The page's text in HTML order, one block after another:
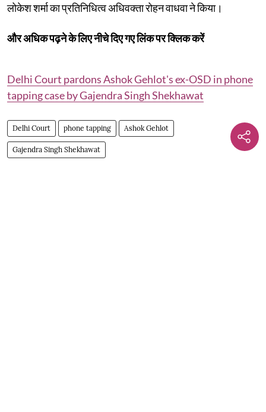
लोकेश शर्मा का प्रतिनिधित्व अधिवक्ता रोहन वाधवा ने किया।
और अधिक पढ़ने के लिए नीचे दिए गए लिंक पर क्लिक करें
Delhi Court pardons Ashok Gehlot's ex-OSD in phone
tapping case by Gajendra Singh Shekhawat
Delhi Court phone tapping Ashok Gehlot
Gajendra Singh Shekhawat